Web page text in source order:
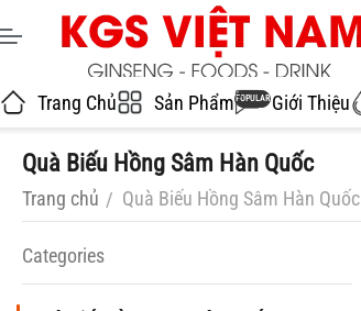
Trang Chủ Sản Phẩm POPULAR Giới Thiệu
Quà Biếu Hồng Sâm Hàn Quốc
Trang chủ / Quà Biếu Hồng Sâm Hàn Quốc
Сategories